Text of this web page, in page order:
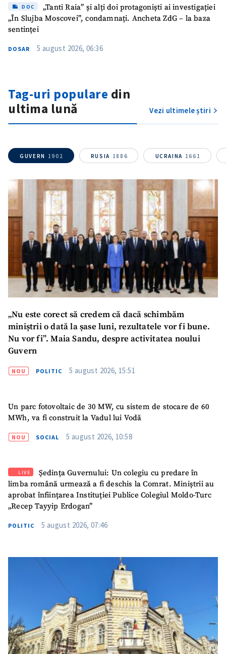
DOC
„Tanti Raia” și alți doi protagoniști ai investigației
„În Slujba Moscovei”, condamnați. Ancheta ZdG – la baza
sentinței
DOSAR 5 august 2026, 06:36
Tag-uri populare din
ultima lună
Vezi ultimele știri
GUVERN 1902 RUSIA 1886 UCRAINA 1661
„Nu este corect să credem că dacă schimbăm
miniștrii o dată la șase luni, rezultatele vor fi bune.
Nu vor fi”. Maia Sandu, despre activitatea noului
Guvern
NOU POLITIC 5 august 2026, 15:51
Un parc fotovoltaic de 30 MW, cu sistem de stocare de 60
MWh, va fi construit la Vadul lui Vodă
NOU SOCIAL 5 august 2026, 10:58
LIVE
Ședința Guvernului: Un colegiu cu predare în
limba română urmează a fi deschis la Comrat. Miniștrii au
aprobat înființarea Instituției Publice Colegiul Moldo-Turc
„Recep Tayyip Erdogan”
POLITIC 5 august 2026, 07:46
Mesajul știrei
+ Mesajul știrei
Email+ Emailul meu
Am citit și sunt de
confidențialitate.
TRIMITE ȘTIREA